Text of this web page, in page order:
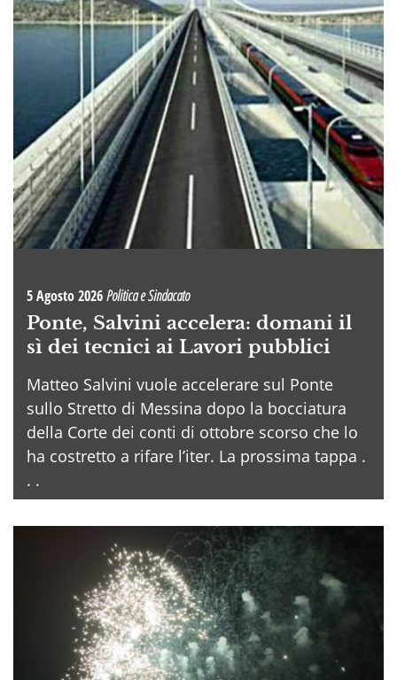
5 Agosto 2026Politica e Sindacato
Ponte, Salvini accelera: domani il
sì dei tecnici ai Lavori pubblici
Matteo Salvini vuole accelerare sul Ponte
sullo Stretto di Messina dopo la bocciatura
della Corte dei conti di ottobre scorso che lo
ha costretto a rifare l’iter. La prossima tappa .
. .